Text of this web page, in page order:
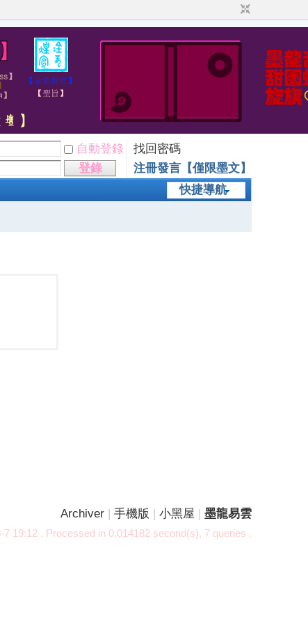
自動登錄
找回密碼
登錄
注冊發言【僅限墨文】
快捷導航
Archiver | 手機版 | 小黑屋 | 墨龍易雲
7 19:12 , Processed in 0.014182 second(s), 7 queries .